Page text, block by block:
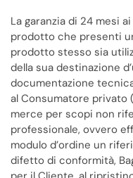
La garanzia di 24 mesi
prodotto che presenti
prodotto stesso sia
della sua destinazione
documentazione
al Consumatore privato
merce per scopi non
professionale, ovvero
modulo d’ordine un
difetto di conformità,